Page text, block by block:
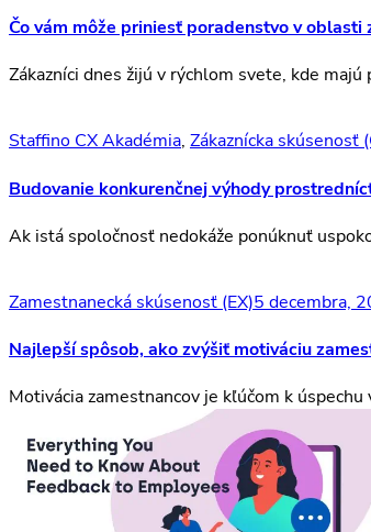
Čo vám môže priniesť poradenstvo v oblasti
Zákazníci dnes žijú v rýchlom svete, kde
Staffino CX Akadémia, Zákaznícka skúsenosť
Budovanie konkurenčnej výhody
Ak istá spoločnosť nedokáže ponúknuť
Zamestnanecká skúsenosť (EX)5 decembra,
Najlepší spôsob, ako zvýšiť motiváciu
Motivácia zamestnancov je kľúčom k